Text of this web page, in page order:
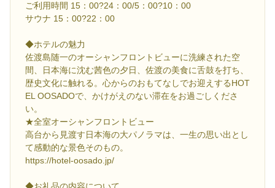
ご利用時間 15：00?24：00/5：00?10：00
サウナ 15：00?22：00
◆ホテルの魅力
佐渡島随一のオーシャンフロントビューに洗練された空
間、日本海に沈む茜色の夕日、佐渡の美食に舌鼓を打ち、
歴史文化に触れる。心からのおもてなしでお迎えするHOT
EL OOSADOで、かけがえのない滞在をお過ごしくださ
い。
★全室オーシャンフロントビュー
高台から見渡す日本海の大パノラマは、一生の思い出とし
て感動的な景色そのもの。
https://hotel-oosado.jp/